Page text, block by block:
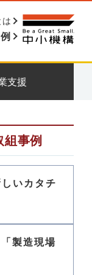
支援
組事例
いカタチ
製造現場